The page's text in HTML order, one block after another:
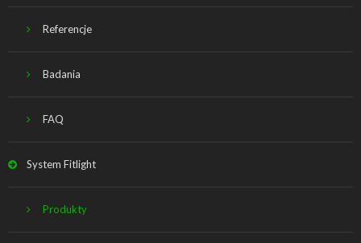
Referencje
Badania
FAQ
System Fitlight
Produkty